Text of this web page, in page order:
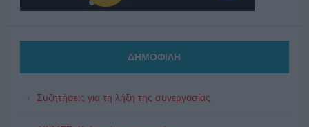
ΔΗΜΟΦΙΛΗ
Συζητήσεις για τη λήξη της συνεργασίας